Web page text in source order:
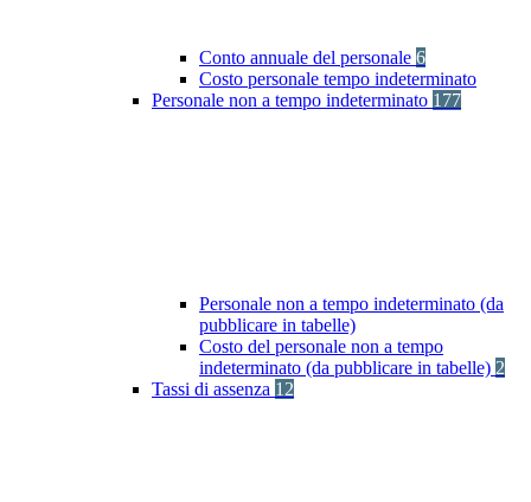
Conto annuale del personale 6
Costo personale tempo indeterminato
Personale non a tempo indeterminato 177
Personale non a tempo indeterminato (da
pubblicare in tabelle)
Costo del personale non a tempo
indeterminato (da pubblicare in tabelle) 2
Tassi di assenza 12